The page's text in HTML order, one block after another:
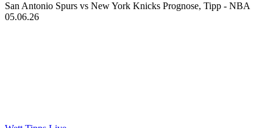
San Antonio Spurs vs New York Knicks Prognose, Tipp - NBA
05.06.26